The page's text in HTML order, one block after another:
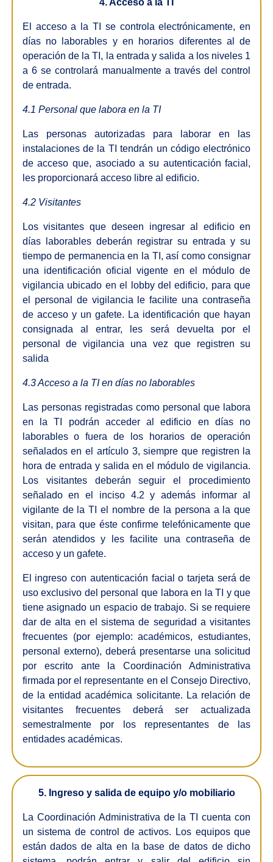
4. Acceso a la TI
El acceso a la TI se controla electrónicamente, en
días no laborables y en horarios diferentes al de
operación de la TI, la entrada y salida a los niveles 1
a 6 se controlará manualmente a través del control
de entrada.
4.1 Personal que labora en la TI
Las personas autorizadas para laborar en las
instalaciones de la TI tendrán un código electrónico
de acceso que, asociado a su autenticación facial,
les proporcionará acceso libre al edificio.
4.2 Visitantes
Los visitantes que deseen ingresar al edificio en
días laborables deberán registrar su entrada y su
tiempo de permanencia en la TI, así como consignar
una identificación oficial vigente en el módulo de
vigilancia ubicado en el lobby del edificio, para que
el personal de vigilancia le facilite una contraseña
de acceso y un gafete. La identificación que hayan
consignada al entrar, les será devuelta por el
personal de vigilancia una vez que registren su
salida
4.3 Acceso a la TI en días no laborables
Las personas registradas como personal que labora
en la TI podrán acceder al edificio en días no
laborables o fuera de los horarios de operación
señalados en el artículo 3, siempre que registren la
hora de entrada y salida en el módulo de vigilancia.
Los visitantes deberán seguir el procedimiento
señalado en el inciso 4.2 y además informar al
vigilante de la TI el nombre de la persona a la que
visitan, para que éste confirme telefónicamente que
serán atendidos y les facilite una contraseña de
acceso y un gafete.
El ingreso con autenticación facial o tarjeta será de
uso exclusivo del personal que labora en la TI y que
tiene asignado un espacio de trabajo. Si se requiere
dar de alta en el sistema de seguridad a visitantes
frecuentes (por ejemplo: académicos, estudiantes,
personal externo), deberá presentarse una solicitud
por escrito ante la Coordinación Administrativa
firmada por el representante en el Consejo Directivo,
de la entidad académica solicitante. La relación de
visitantes frecuentes deberá ser actualizada
semestralmente por los representantes de las
entidades académicas.
5. Ingreso y salida de equipo y/o mobiliario
La Coordinación Administrativa de la TI cuenta con
un sistema de control de activos. Los equipos que
están dados de alta en la base de datos de dicho